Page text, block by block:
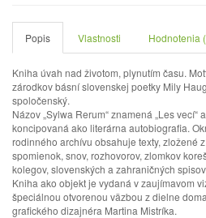
Popis Vlastnosti Hodnotenia
Kniha úvah nad životom, plynutím času.
zárodkov básní slovenskej poetky Mily
spoločenský.
Názov „Sylwa Rerum“ znamená „Les
koncipovaná ako literárna autobiografia.
rodinného archívu obsahuje texty, zložené
spomienok, snov, rozhovorov, zlomkov
kolegov, slovenských a zahraničných
Kniha ako objekt je vydaná v zaujímavom
špeciálnou otvorenou väzbou z dielne
grafického dizajnéra Martina Mistríka.